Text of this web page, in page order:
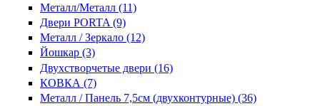
Металл/Металл (11)
Двери PORTA (9)
Металл / Зеркало (12)
Йошкар (3)
Двухстворчетые двери (16)
КОВКА (7)
Металл / Панель 7,5см (двухконтурные) (36)